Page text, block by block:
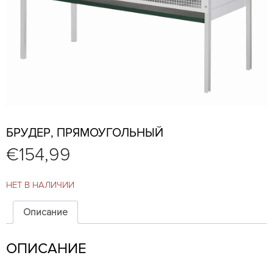
БРУДЕР, ПРЯМОУГОЛЬНЫЙ
€154,99
НЕТ В НАЛИЧИИ
Описание
ОПИСАНИЕ